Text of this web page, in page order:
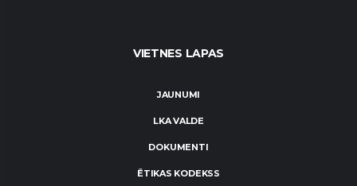
VIETNES LAPAS
JAUNUMI
LKA VALDE
DOKUMENTI
ĒTIKAS KODEKSS